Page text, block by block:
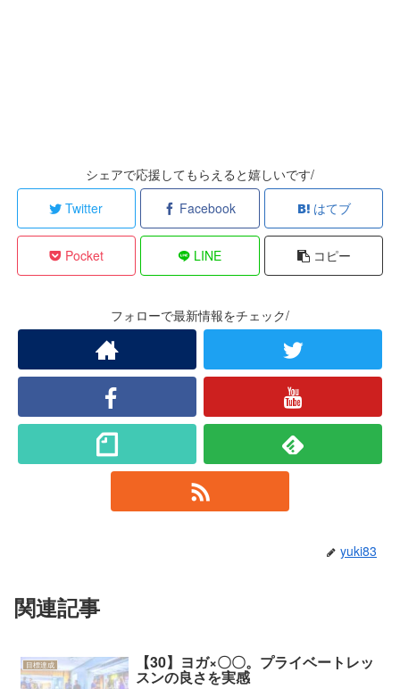
シェアで応援してもらえると嬉しいです/
Twitter
Facebook はてブ
Pocket LINE コピー
フォローで最新情報をチェック/
yuki83
関連記事
目標達成 【30】ヨガ×〇〇。プライベートレッ
スンの良さを実感